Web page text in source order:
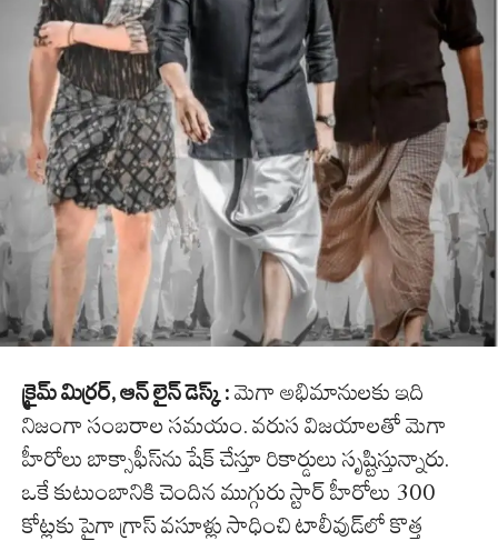
క్రైమ్ మిర్రర్, ఆన్ లైన్ డెస్క్ : మెగా అభిమానులకు ఇది
నిజంగా సంబరాల సమయం. వరుస విజయాలతో మెగా
హీరోలు బాక్సాఫీస్‌ను షేక్ చేస్తూ రికార్డులు సృష్టిస్తున్నారు.
ఒకే కుటుంబానికి చెందిన ముగ్గురు స్టార్ హీరోలు 300
కోట్లకు పైగా గ్రాస్ వసూళ్లు సాధించి టాలీవుడ్‌లో కొత్త